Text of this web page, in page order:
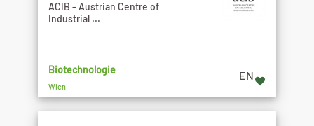
ACIB - Austrian Centre of
Industrial ...
Biotechnologie
Wien
EN